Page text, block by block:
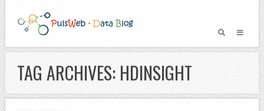
TAG ARCHIVES: HDINSIGHT